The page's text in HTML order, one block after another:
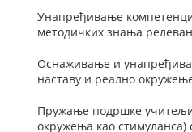
Унапређивање
методичких знања
Оснаживање и
наставу и реално
Пружање подршке
окружења као стимуланса)